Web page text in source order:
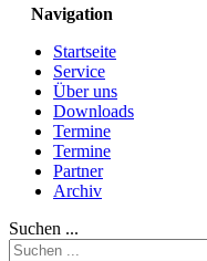
Navigation
Startseite
Service
Über uns
Downloads
Termine
Termine
Partner
Archiv
Suchen ...